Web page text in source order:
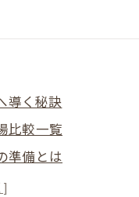
導く秘訣
比較一覧
準備とは
めのコツ